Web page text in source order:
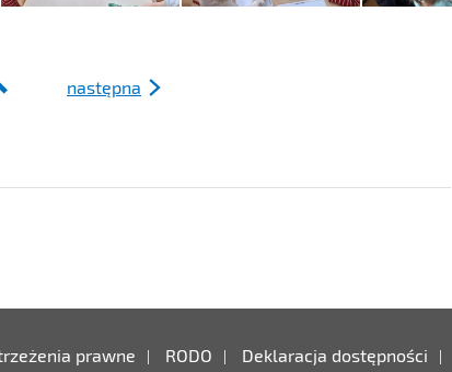
następna
prawne RODO Deklaracja dostępności